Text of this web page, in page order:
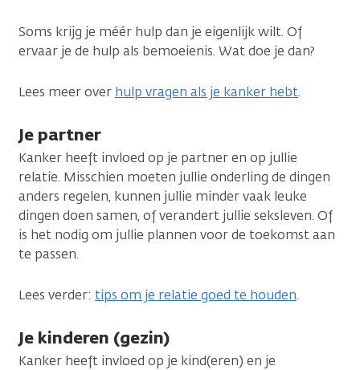
Soms krijg je méér hulp dan je eigenlijk wilt. Of
ervaar je de hulp als bemoeienis. Wat doe je dan?
Lees meer over hulp vragen als je kanker hebt.
Je partner
Kanker heeft invloed op je partner en op jullie
relatie. Misschien moeten jullie onderling de dingen
anders regelen, kunnen jullie minder vaak leuke
dingen doen samen, of verandert jullie seksleven. Of
is het nodig om jullie plannen voor de toekomst aan
te passen.
Lees verder: tips om je relatie goed te houden.
Je kinderen (gezin)
Kanker heeft invloed op je kind(eren) en je